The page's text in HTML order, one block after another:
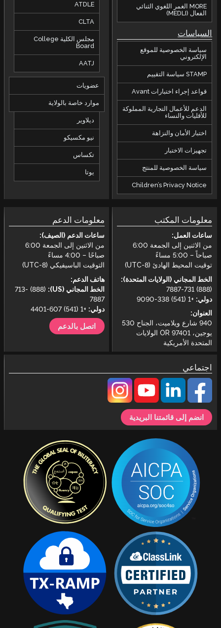
MORE الغمر اللغوي الثنائي
الفعال (MEDLI)
السياسات
سياسة الخصوصية للموقع
الإلكتروني
STAMP سياسة التقييم
قواعد إجراء اختبارات Avant
الدعم للأعمال التجارية المملوكة
للأقليات والنساء
اختبار الأمان والنزاهة
تجهيزات الاختبار
سياسة الخصوصية للمنتج
Children’s Privacy Notice
ATDLE
CLTA
مجلس الكلية College
Board
AATJ
عضويات
موارد خاصة بالولاية
ديلاوير
نيو مكسيكو
تكساس
يوتا
معلومات المكتب
ساعات العمل:
من الاثنين إلى الجمعة 6:00
صباحاً – 5:00 مساءً
توقيت المحيط الهادئ (UTC-8)
الخط المجاني (الولايات المتحدة):
دولي:+1 (541) 338-9090
العنوان:
940 شارع ويلاميت، الجناح 530
يوجين، OR 97401 الولايات
المتحدة الأمريكية
معلومات الدعم
ساعات الدعم (الصيف):
من الاثنين إلى الجمعة 6:00
صباحًا – 4:00 مساءً
التوقيت الباسيفيكي (UTC-8)
هاتف الدعم:
الخط المجاني (US):
(888) 713-
7887
دولي:+1 (541) 607-4401
اتصل بالدعم
اجتماعي
انضم إلى قائمتنا البريدية